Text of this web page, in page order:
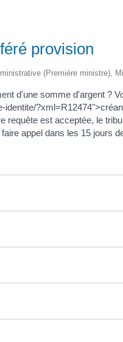
provision
(Première ministre),
d'une somme d'argent ?
requête est acceptée, le
appel dans les 15 jours